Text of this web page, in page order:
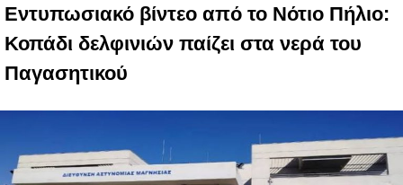
Εντυπωσιακό βίντεο από το Νότιο Πήλιο:
Κοπάδι δελφινιών παίζει στα νερά του
Παγασητικού